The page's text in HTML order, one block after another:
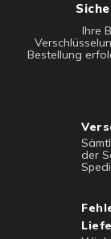
Ihre
Bestellung
der